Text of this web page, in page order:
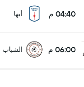
04:40 م أبها
06:00 م الشباب